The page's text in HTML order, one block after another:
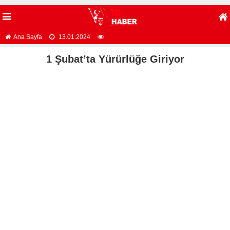
Ana Sayfa 13.01.2024
1 Şubat’ta Yürürlüğe Giriyor